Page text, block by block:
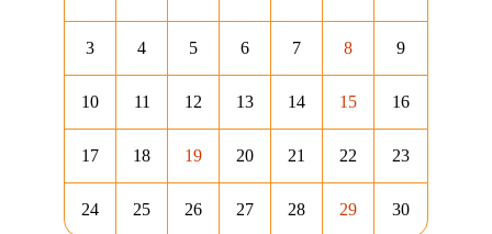
3 4 5 6 7 8 9
10 11 12 13 14 15 16
17 18 19 20 21 22 23
24 25 26 27 28 29 30